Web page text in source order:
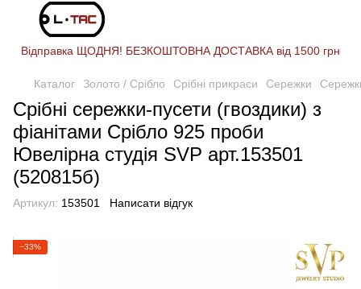
Відправка ЩОДНЯ! БЕЗКОШТОВНА ДОСТАВКА від 1500 грн
Каталог Золото / Срібло Срібні прикраси Сережки
Срібні сережки-пусети (гвоздики) з
фіанітами Срібло 925 проби
Ювелірна студія SVP арт.153501
(520815б)
Артикул: 153501 Написати відгук
−33%